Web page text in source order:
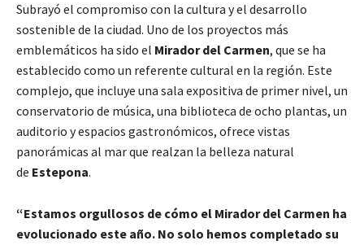
Subrayó el compromiso con la cultura y el desarrollo
sostenible de la ciudad. Uno de los proyectos más
emblemáticos ha sido el Mirador del Carmen, que se ha
establecido como un referente cultural en la región. Este
complejo, que incluye una sala expositiva de primer nivel, un
conservatorio de música, una biblioteca de ocho plantas, un
auditorio y espacios gastronómicos, ofrece vistas
panorámicas al mar que realzan la belleza natural
de Estepona.
“Estamos orgullosos de cómo el Mirador del Carmen ha
evolucionado este año. No solo hemos completado su